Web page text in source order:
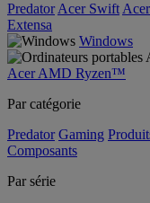
Predator Acer Swift
Extensa
Windows
Acer AMD Ryzen™
Par catégorie
Predator Gaming
Composants
Par série